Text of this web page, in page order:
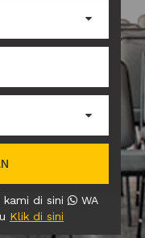
di sini
WA
Klik di sini